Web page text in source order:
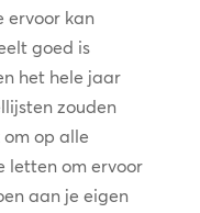
ervoor kan
goed is
het hele jaar
zouden
op alle
letten om ervoor
aan je eigen